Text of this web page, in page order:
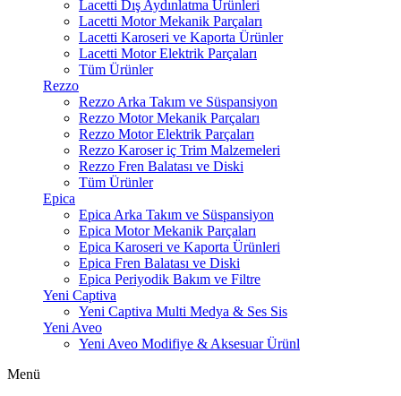
Lacetti Dış Aydınlatma Ürünleri
Lacetti Motor Mekanik Parçaları
Lacetti Karoseri ve Kaporta Ürünler
Lacetti Motor Elektrik Parçaları
Tüm Ürünler
Rezzo
Rezzo Arka Takım ve Süspansiyon
Rezzo Motor Mekanik Parçaları
Rezzo Motor Elektrik Parçaları
Rezzo Karoser iç Trim Malzemeleri
Rezzo Fren Balatası ve Diski
Tüm Ürünler
Epica
Epica Arka Takım ve Süspansiyon
Epica Motor Mekanik Parçaları
Epica Karoseri ve Kaporta Ürünleri
Epica Fren Balatası ve Diski
Epica Periyodik Bakım ve Filtre
Yeni Captiva
Yeni Captiva Multi Medya & Ses Sis
Yeni Aveo
Yeni Aveo Modifiye & Aksesuar Ürünl
Menü